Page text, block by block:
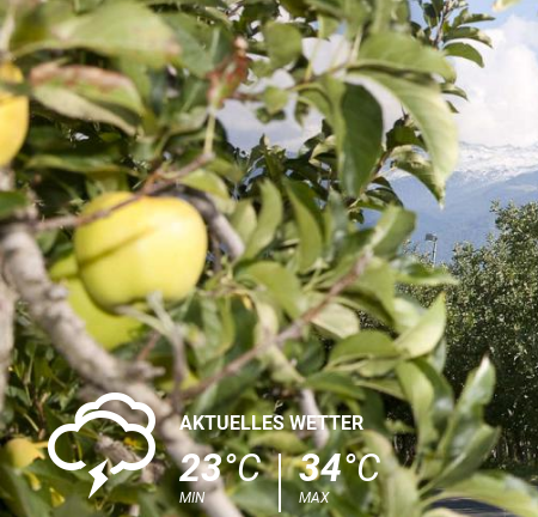
0 AKTUELLES WETTER
23°C
MIN
34°C
MAX